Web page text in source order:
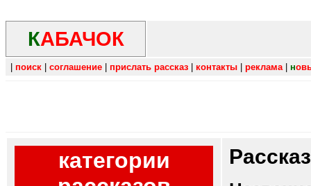
КАБАЧОК
поиск соглашение прислать рассказ контакты реклама| н
категории